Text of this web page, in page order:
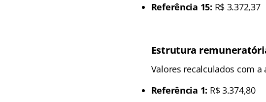
Referência 15: R$ 3.372,37
Estrutura
Valores recalculados com a
Referência 1: R$ 3.374,80